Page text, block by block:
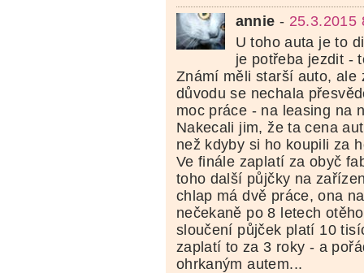
annie - 25.3.2015
U toho auta je to
je potřeba jezdit -
Známí měli starší auto, ale
důvodu se nechala
moc práce - na leasing na
Nakecali jim, že ta cena
než kdyby si ho koupili za
Ve finále zaplatí za obyč
toho další půjčky na
chlap má dvě práce, ona
nečekaně po 8 letech
sloučení půjček platí 10
zaplatí to za 3 roky - a
ohrkaným autem...